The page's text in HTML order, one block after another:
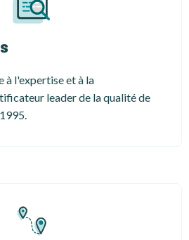
à l'expertise et à la
leader de la qualité de